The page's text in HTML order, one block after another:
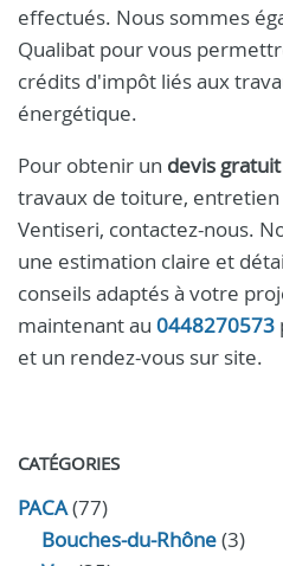
effectués. Nous sommes
Qualibat pour vous
crédits d'impôt liés aux
énergétique.
Pour obtenir un devis gratuit
travaux de toiture,
Ventiseri, contactez-nous.
une estimation claire et
conseils adaptés à votre
maintenant au 0448270573
et un rendez-vous sur site.
CATÉGORIES
PACA(77)
Bouches-du-Rhône(3)